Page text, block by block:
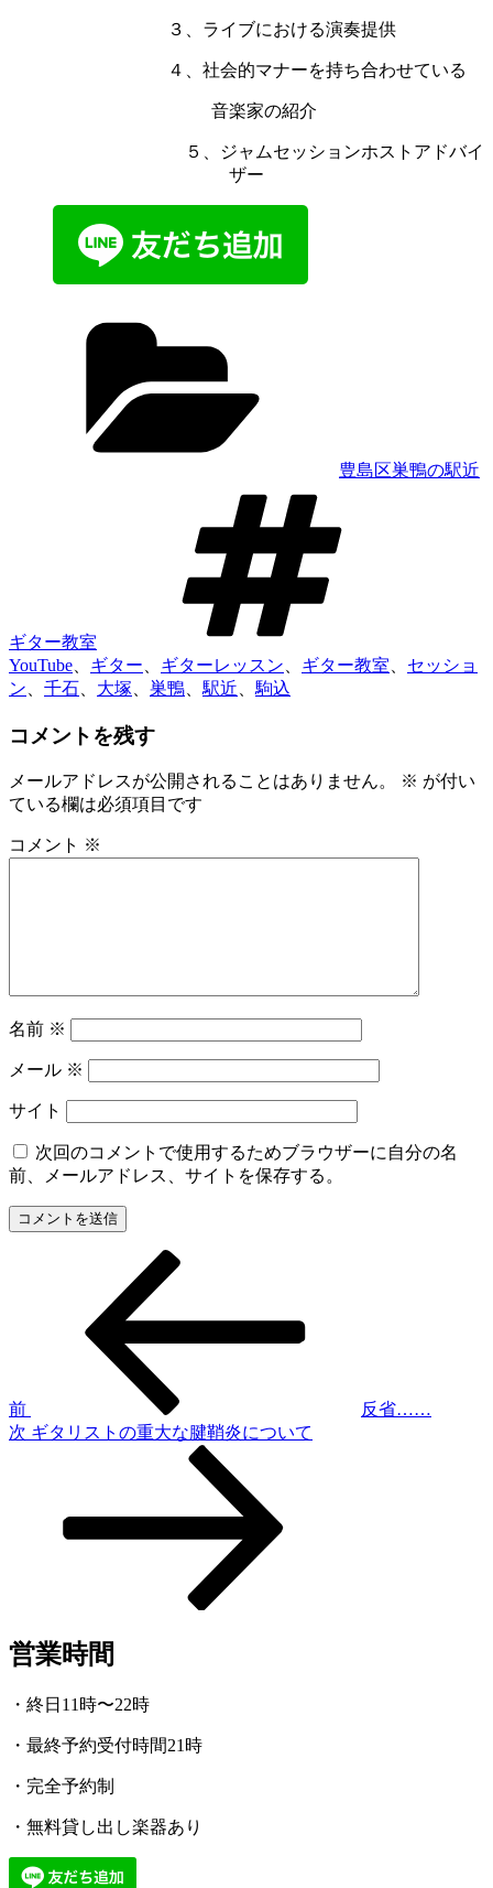
３、ライブにおける演奏提供
４、社会的マナーを持ち合わせている
音楽家の紹介
５、ジャムセッションホストアドバイ
ザー
豊島区巣鴨の駅近
ギター教室
YouTube ギター ギターレッスン ギター教室
セッショ
ン
千石 大塚 巣鴨 駅近 駒込
コメントを残す
メールアドレスが公開されることはありません。 ※ が付い
ている欄は必須項目です
コメント ※
名前 ※
メール ※
サイト
次回のコメントで使用するためブラウザーに自分の名
前、メールアドレス、サイトを保存する。
ゲ
ー
前
反省……
次
次 ギタリストの重大な腱鞘炎について
営業時間
・終日11時〜22時
・最終予約受付時間21時
・完全予約制
・無料貸し出し楽器あり